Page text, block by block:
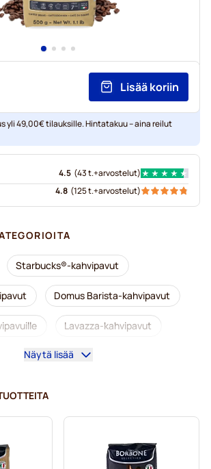
Lisää koriin
yli 49,00€ tilauksille. Hintatakuu – aina reilut
4.5 (43 t.+arvostelut)
4.8 (125 t.+arvostelut)
Starbucks®-kahvipavut
Domus Barista-kahvipavut
Lavazza-kahvipavut
L'OR-kahvipavut
Garibaldi-kahvipavut
-kahvipavut Gimoka-kahvipavut
Näytä lisää